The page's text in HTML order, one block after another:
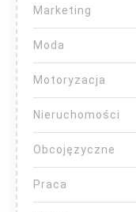
Marketing
Moda
Motoryzacja
Nieruchomości
Obcojęzyczne
Praca